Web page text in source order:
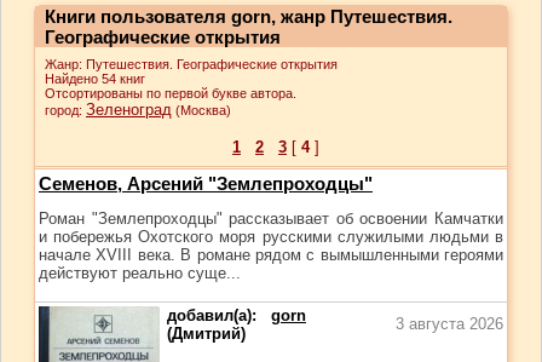
Книги пользователя gorn, жанр Путешествия.
Географические открытия
Жанр: Путешествия. Географические открытия
Найдено 54 книг
Отсортированы по первой букве автора.
город: Зеленоград (Москва)
1 2 3 [ 4]
Семенов, Арсений "Землепроходцы"
Роман "Землепроходцы" рассказывает об освоении Камчатки
и побережья Охотского моря русскими служилыми людьми в
начале XVIII века. В романе рядом с вымышленными героями
действуют реально суще...
добавил(а): gorn
(Дмитрий)
3 августа 2026